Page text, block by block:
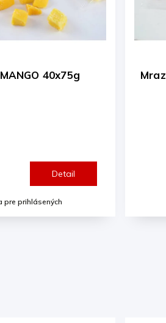
Mrazené JAHODY 40x75g
Iba pre prihlásených